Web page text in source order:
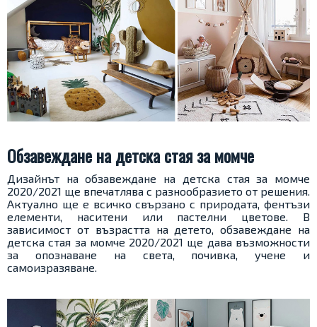
Обзавеждане на детска стая за момче
Дизайнът на обзавеждане на детска стая за момче
2020/2021 ще впечатлява с разнообразието от решения.
Актуално ще е всичко свързано с природата, фентъзи
елементи, наситени или пастелни цветове. В
зависимост от възрастта на детето, обзавеждане на
детска стая за момче 2020/2021 ще дава възможности
за опознаване на света, почивка, учене и
самоизразяване.